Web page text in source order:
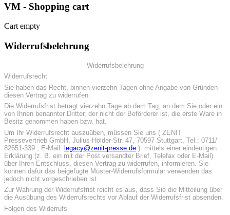
VM - Shopping cart
Cart empty
Widerrufsbelehrung
Widerrufsbelehrung
Widerrufsrecht
Sie haben das Recht, binnen vierzehn Tagen ohne Angabe von Gründen
diesen Vertrag zu widerrufen.
Die Widerrufsfrist beträgt vierzehn Tage ab dem Tag, an dem Sie oder ein
von Ihnen benannter Dritter, der nicht der Beförderer ist, die erste Ware in
Besitz genommen haben bzw. hat.
Um Ihr Widerrufsrecht auszuüben, müssen Sie uns ( ZENIT
Pressevertrieb GmbH, Julius-Hölder-Str. 47, 70597 Stuttgart, Tel.: 0711/
82651-339 , E-Mail: legacy@zenit-presse.de ) mittels einer eindeutigen
Erklärung (z. B. ein mit der Post versandter Brief, Telefax oder E-Mail)
über Ihren Entschluss, diesen Vertrag zu widerrufen, informieren. Sie
können dafür das beigefügte Muster-Widerrufsformular verwenden das
jedoch nicht vorgeschrieben ist.
Zur Wahrung der Widerrufsfrist reicht es aus, dass Sie die Mitteilung über
die Ausübung des Widerrufsrechts vor Ablauf der Widerrufsfrist absenden.
Folgen des Widerrufs